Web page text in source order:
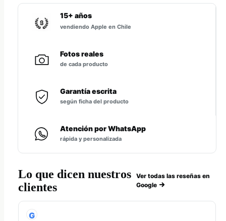
15+ años
vendiendo Apple en Chile
Fotos reales
de cada producto
Garantía escrita
según ficha del producto
Atención por WhatsApp
rápida y personalizada
Lo que dicen nuestros
clientes
Ver todas las reseñas en
Google
G